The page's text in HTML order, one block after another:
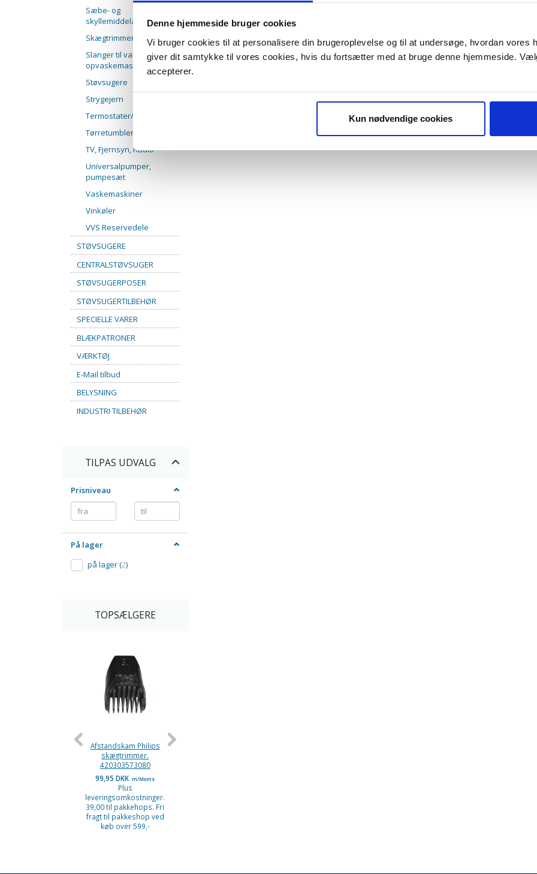
Denne hjemmeside bruger cookies
Vi bruger cookies til at personalisere din brugeroplevelse og til at undersøge, hvordan vores
giver dit samtykke til vores cookies, hvis du fortsætter med at bruge denne hjemmeside.
accepterer.
Kun nødvendige cookies
Sæbe- og
skyllemiddelautomater
Skægtrimmere
Slanger til vaske- og
opvaskemas
Støvsugere
Strygejern
Termostater/NTC følere
Tørretumblere
TV, Fjernsyn, Radio
Universalpumper,
pumpesæt
Vaskemaskiner
Vinkøler
VVS Reservedele
STØVSUGERE
CENTRALSTØVSUGER
STØVSUGERPOSER
STØVSUGERTILBEHØR
SPECIELLE VARER
BLÆKPATRONER
VÆRKTØJ
E-Mail tilbud
BELYSNING
INDUSTRI TILBEHØR
TILPAS UDVALG
Prisniveau
På lager
på lager(2)
TOPSÆLGERE
Afstandskam Philips
skægtrimmer.
420303573080
99,95 DKK m/Moms
Plus
leveringsomkostninger.
39,00 til pakkehops. Fri
fragt til pakkeshop ved
køb over 599,-